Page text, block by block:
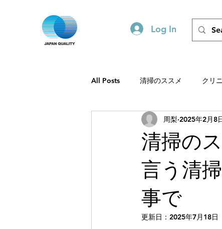
Log In
All Posts 清掃のススメ クリ
ビルメンテを静かに支える力
清掃の
言う清
事で
周梨 2025年2月8
更新日： 2025年7月18日